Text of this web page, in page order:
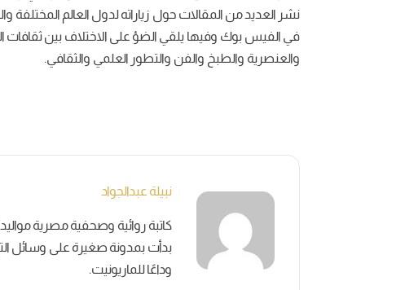
نشر العديد من المقالات حول زياراته لدول العالم
في الفيس بوك وفيها يلقي الضؤ على الاختلاف بين
والعنصرية والطبخ والفن والتطور العلمي والثقافي.
نبيلة عبدالجواد
بدأت بمدونة صغيرة على وسائل
وداعًا للماريونيت.